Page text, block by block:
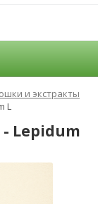
и экстракты
L
Lepidum